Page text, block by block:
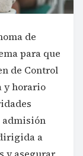
de
para que
de Control
y horario
admisión
a